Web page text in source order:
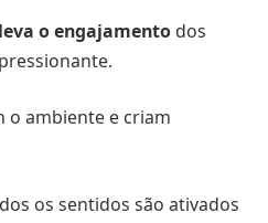
o engajamento dos
o ambiente e criam
os sentidos são ativados